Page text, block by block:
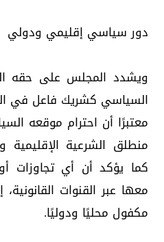
دور سياسي إقليمي ودولي
ويشدد المجلس على حقه
السياسي كشريك فاعل في
معتبرًا أن احترام موقعه
منطلق الشرعية الإقليمية
كما يؤكد أن أي تجاوزات
معها عبر القنوات
مكفول محليًا ودوليًا.